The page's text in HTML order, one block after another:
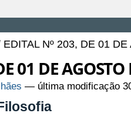
EDITAL Nº 203, DE 01
01 DE AGOSTO
— última modificação